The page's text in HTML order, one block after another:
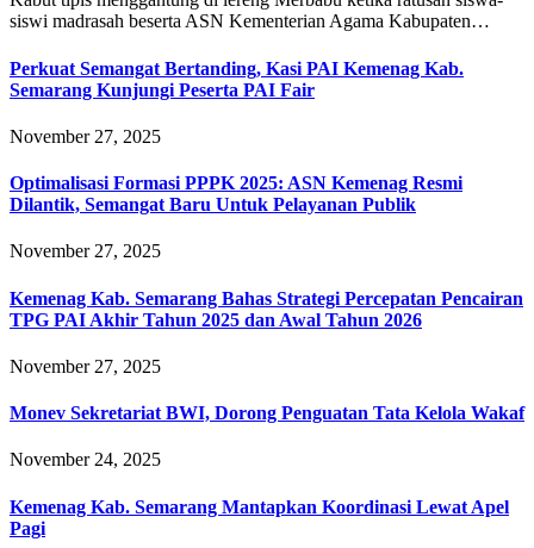
siswi madrasah beserta ASN Kementerian Agama Kabupaten…
Perkuat Semangat Bertanding, Kasi PAI Kemenag Kab.
Semarang Kunjungi Peserta PAI Fair
November 27, 2025
Optimalisasi Formasi PPPK 2025: ASN Kemenag Resmi
Dilantik, Semangat Baru Untuk Pelayanan Publik
November 27, 2025
Kemenag Kab. Semarang Bahas Strategi Percepatan Pencairan
TPG PAI Akhir Tahun 2025 dan Awal Tahun 2026
November 27, 2025
Monev Sekretariat BWI, Dorong Penguatan Tata Kelola Wakaf
November 24, 2025
Kemenag Kab. Semarang Mantapkan Koordinasi Lewat Apel
Pagi